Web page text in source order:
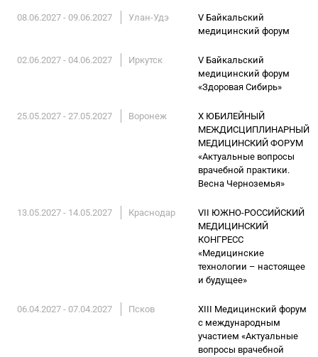
08.06.2027 - 09.06.2027 Улан-Удэ
V Байкальский
медицинский форум
02.06.2027 - 04.06.2027 Иркутск
V Байкальский
медицинский форум
«Здоровая Сибирь»
25.05.2027 - 27.05.2027 Воронеж
X ЮБИЛЕЙНЫЙ
МЕЖДИСЦИПЛИНАРНЫЙ
МЕДИЦИНСКИЙ ФОРУМ
«Актуальные вопросы
врачебной практики.
Весна Черноземья»
13.05.2027 - 14.05.2027 Краснодар
VII ЮЖНО-РОССИЙСКИЙ
МЕДИЦИНСКИЙ
КОНГРЕСС
«Медицинские
технологии – настоящее
и будущее»
06.04.2027 - 07.04.2027 Псков
XIII Медицинский форум
с международным
участием «Актуальные
вопросы врачебной